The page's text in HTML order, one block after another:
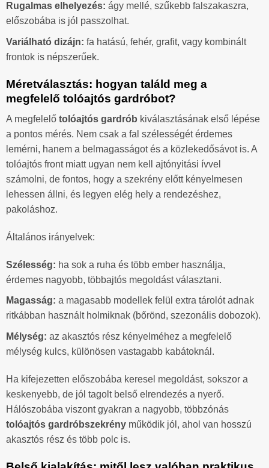
Rugalmas elhelyezés: ágy mellé, szűkebb falszakaszra,
előszobába is jól passzolhat.
Variálható dizájn: fa hatású, fehér, grafit, vagy kombinált
frontok is népszerűek.
Méretválasztás: hogyan találd meg a
megfelelő tolóajtós gardróbot?
A megfelelő tolóajtós gardrób kiválasztásának első lépése
a pontos mérés. Nem csak a fal szélességét érdemes
lemérni, hanem a belmagasságot és a közlekedősávot is. A
tolóajtós front miatt ugyan nem kell ajtónyitási ívvel
számolni, de fontos, hogy a szekrény előtt kényelmesen
lehessen állni, és legyen elég hely a rendezéshez,
pakoláshoz.
Általános irányelvek:
Szélesség: ha sok a ruha és több ember használja,
érdemes nagyobb, többajtós megoldást választani.
Magasság: a magasabb modellek felül extra tárolót adnak
ritkábban használt holmiknak (bőrönd, szezonális dobozok).
Mélység: az akasztós rész kényelméhez a megfelelő
mélység kulcs, különösen vastagabb kabátoknál.
Ha kifejezetten előszobába keresel megoldást, sokszor a
keskenyebb, de jól tagolt belső elrendezés a nyerő.
Hálószobába viszont gyakran a nagyobb, többzónás
tolóajtós gardróbszekrény működik jól, ahol van hosszú
akasztós rész és több polc is.